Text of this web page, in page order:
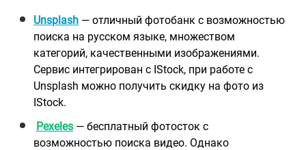
Unsplash — отличный фотобанк с возможностью
поиска на русском языке, множеством
категорий, качественными изображениями.
Сервис интегрирован с IStock, при работе с
Unsplash можно получить скидку на фото из
IStock.
Pexeles — бесплатный фотосток с
возможностью поиска видео. Однако